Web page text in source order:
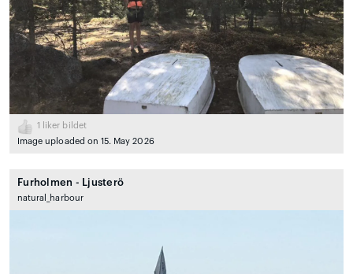
1
liker bildet
Image uploaded on 15. May 2026
Furholmen - Ljusterö
natural_harbour